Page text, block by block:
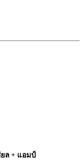
ยล + แอมป์